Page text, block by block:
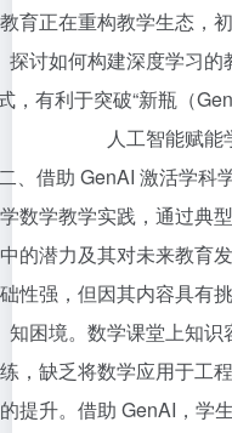
教育正在重构教学生态，
探讨如何构建深度学习
，有利于突破“新瓶（
人工智能赋能
、借助 GenAI 激活学科
学数学教学实践，通过典
中的潜力及其对未来教育
础性强，但因其内容具有
知困境。数学课堂上知
练，缺乏将数学应用于工
的提升。借助 GenAI，学